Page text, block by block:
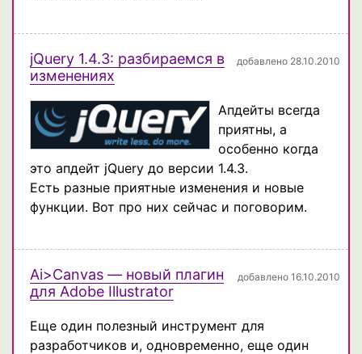
jQuery 1.4.3: разбираемся в
изменениях
добавлено 28.10.2010
Апдейты всегда
приятны, а
особенно когда
это апдейт jQuery до версии 1.4.3.
Есть разные приятные изменения и новые
функции. Вот про них сейчас и поговорим.
Ai>Canvas — новый плагин
для Adobe Illustrator
добавлено 16.10.2010
Еще один полезный инструмент для
разработчиков и, одновременно, еще один